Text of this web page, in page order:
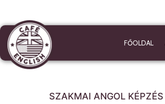
FŐOLDAL
SZAKMAI ANGOL KÉPZÉS